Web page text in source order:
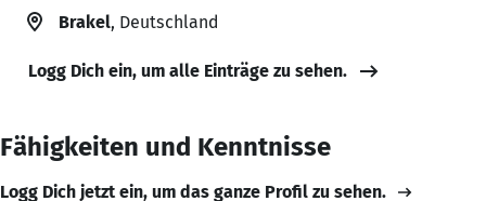
Brakel, Deutschland
Logg Dich ein, um alle Einträge zu sehen.
Fähigkeiten und Kenntnisse
Logg Dich jetzt ein, um das ganze Profil zu sehen.